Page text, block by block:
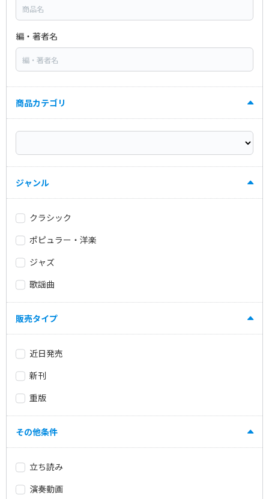
編・著者名
商品カテゴリ
ジャンル
クラシック
ポピュラー・洋楽
ジャズ
歌謡曲
販売タイプ
近日発売
新刊
重版
その他条件
立ち読み
演奏動画